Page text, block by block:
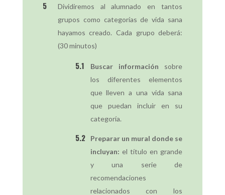
Dividiremos al alumnado en tantos
grupos como categorías de vida sana
hayamos creado. Cada grupo deberá:
(30 minutos)
Buscar información sobre
los diferentes elementos
que lleven a una vida sana
que puedan incluir en su
categoría.
Preparar un mural donde se
incluyan: el título en grande
y una serie de
recomendaciones
relacionados con los